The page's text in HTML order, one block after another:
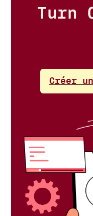
Turn
Créer